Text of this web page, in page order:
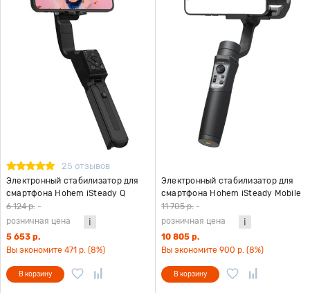
25 отзывов
Электронный стабилизатор для
смартфона Hohem iSteady Q
черный
6 124 р. -
розничная цена
5 653 р.
Вы экономите 471 р. (8%)
В корзину
Электронный стабилизатор для
смартфона Hohem iSteady Mobile
Plus Kit версия 2024 черный
11 705 р. -
розничная цена
10 805 р.
Вы экономите 900 р. (8%)
В корзину